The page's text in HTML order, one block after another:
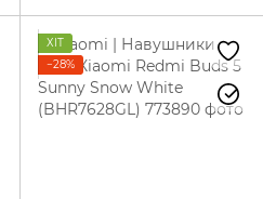
ХІТ
−28%